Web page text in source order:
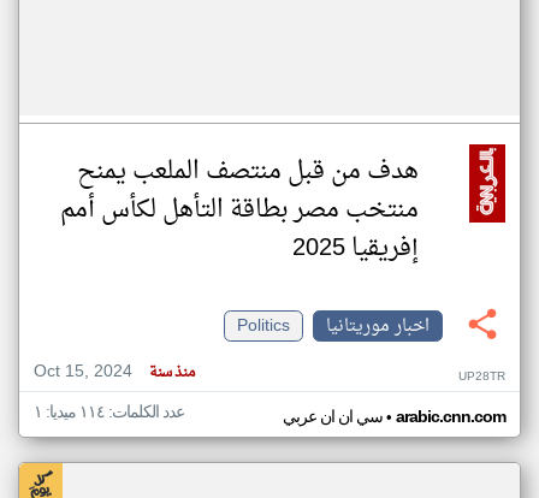
هدف من قبل منتصف الملعب يمنح
منتخب مصر بطاقة التأهل لكأس أمم
إفريقيا 2025
اخبار موريتانيا
Politics
Oct 15, 2024
منذ سنة UP28TR
سي ان ان عربي• arabic.cnn.com عدد الكلمات: ١١٤ ميديا: ١